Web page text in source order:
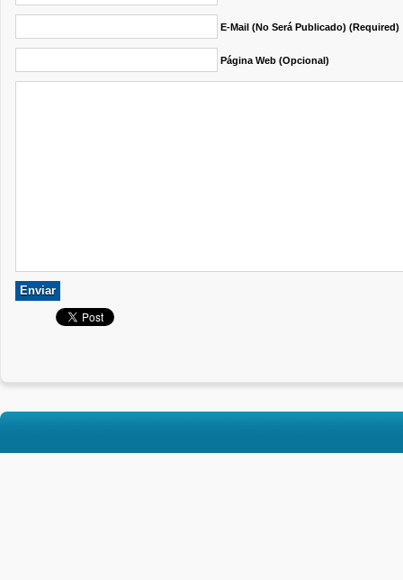
E-Mail (no Será Publicado) (required)
Página Web (opcional)